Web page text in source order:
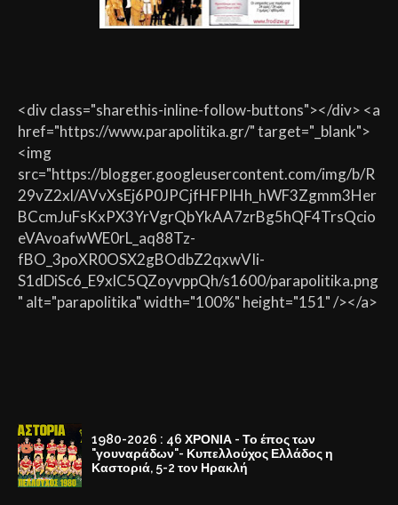
<div class="sharethis-inline-follow-buttons"></div> <a
href="https://www.parapolitika.gr/" target="_blank">
<img
src="https://blogger.googleusercontent.com/img/b/R
29vZ2xl/AVvXsEj6P0JPCjfHFPIHh_hWF3Zgmm3Her
BCcmJuFsKxPX3YrVgrQbYkAA7zrBg5hQF4TrsQcio
eVAvoafwWE0rL_aq88Tz-
fBO_3poXR0OSX2gBOdbZ2qxwVIi-
S1dDiSc6_E9xlC5QZoyvppQh/s1600/parapolitika.png
" alt="parapolitika" width="100%" height="151" /></a>
1980-2026 : 46 ΧΡΟΝΙΑ - Το έπος των
"γουναράδων"- Κυπελλούχος Ελλάδος η
Καστοριά, 5-2 τον Ηρακλή